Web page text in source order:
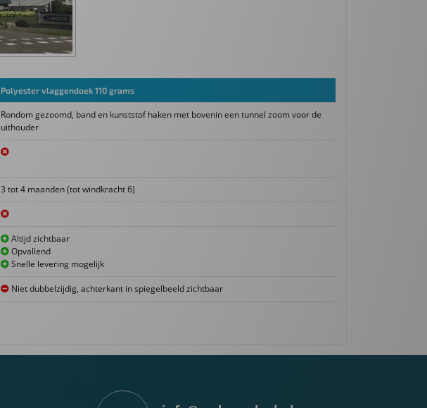
Polyester vlaggendoek 110 grams
Rondom gezoomd, band en kunststof haken met bovenin een tunnel zoom voor de
uithouder
3 tot 4 maanden (tot windkracht 6)
Altijd zichtbaar
Opvallend
Snelle levering mogelijk
Niet dubbelzijdig, achterkant in spiegelbeeld zichtbaar